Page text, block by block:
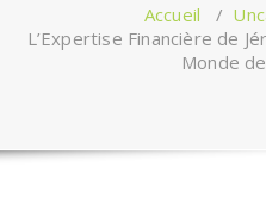
Accueil /
L’Expertise Financière de
Monde